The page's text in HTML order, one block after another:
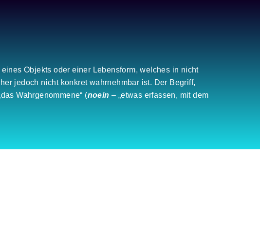
Objekts oder einer Lebensform, welches in nicht
jedoch nicht konkret wahrnehmbar ist. Der Begriff,
Wahrgenommene“ (noein – „etwas erfassen, mit dem